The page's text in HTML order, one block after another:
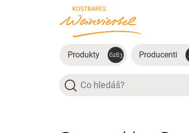
Přejít na hlavní obsah
Produkty 6283 Producenti
Hledat